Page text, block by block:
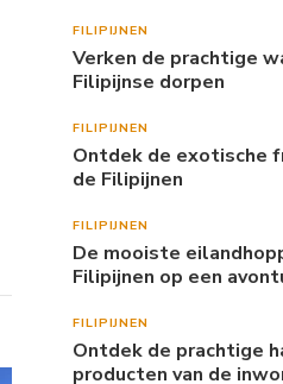
FILIPIJNEN
Verken de prachtige
Filipijnse dorpen
FILIPIJNEN
Ontdek de exotische
de Filipijnen
FILIPIJNEN
De mooiste
Filipijnen op een
FILIPIJNEN
Ontdek de prachtige
producten van de